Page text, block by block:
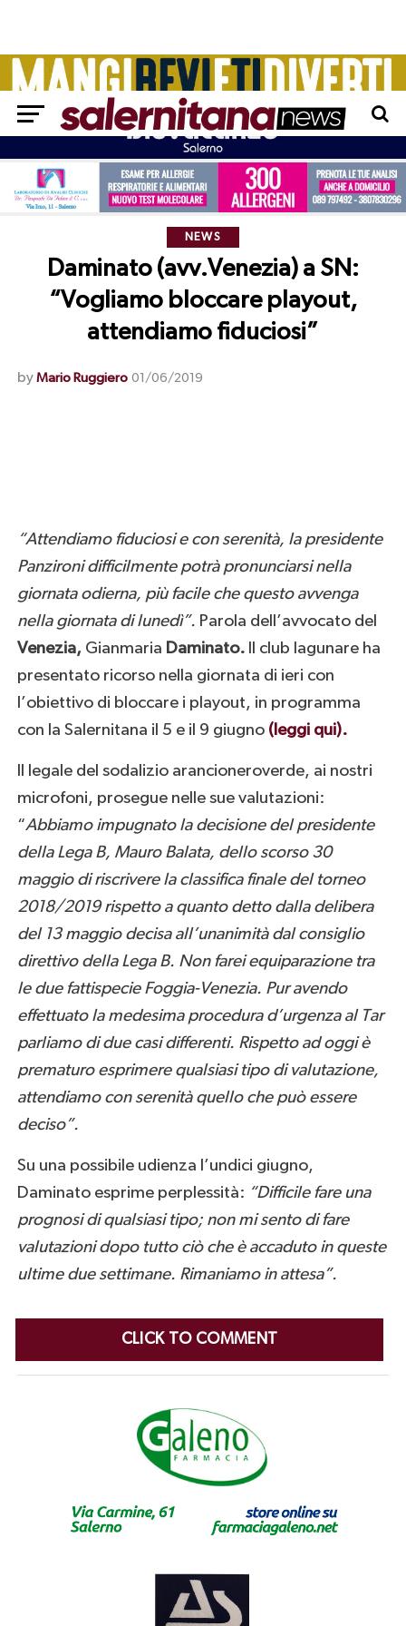
NEWS
Daminato (avv.Venezia) a SN:
“Vogliamo bloccare playout,
attendiamo fiduciosi”
by Mario Ruggiero 01/06/2019
“Attendiamo fiduciosi e con serenità, la presidente
Panzironi difficilmente potrà pronunciarsi nella
giornata odierna, più facile che questo avvenga
nella giornata di lunedì”. Parola dell’avvocato del
Venezia, Gianmaria Daminato.Il club lagunare ha
presentato ricorso nella giornata di ieri con
l’obiettivo di bloccare i playout, in programma
con la Salernitana il 5 e il 9 giugno (leggi qui).
Il legale del sodalizio arancioneroverde, ai nostri
microfoni, prosegue nelle sue valutazioni:
“Abbiamo impugnato la decisione del presidente
della Lega B, Mauro Balata, dello scorso 30
maggio di riscrivere la classifica finale del torneo
2018/2019 rispetto a quanto detto dalla delibera
del 13 maggio decisa all’unanimità dal consiglio
direttivo della Lega B. Non farei equiparazione tra
le due fattispecie Foggia-Venezia. Pur avendo
effettuato la medesima procedura d’urgenza al Tar
parliamo di due casi differenti. Rispetto ad oggi è
prematuro esprimere qualsiasi tipo di valutazione,
attendiamo con serenità quello che può essere
deciso”.
Su una possibile udienza l’undici giugno,
Daminato esprime perplessità: “Difficile fare una
prognosi di qualsiasi tipo; non mi sento di fare
valutazioni dopo tutto ciò che è accaduto in queste
ultime due settimane. Rimaniamo in attesa”.
CLICK TO COMMENT